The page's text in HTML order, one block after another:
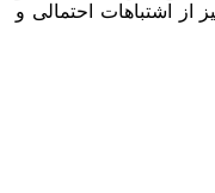
از اشتباهات احتمالی و